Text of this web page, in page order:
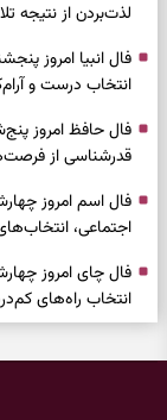
لذت‌بردن از نتیجه
انتخاب درست و
قدرشناسی از
اجتماعی،
انتخاب راه‌های